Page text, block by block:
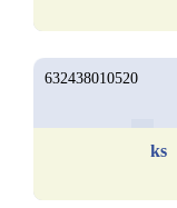
632438010520
ks